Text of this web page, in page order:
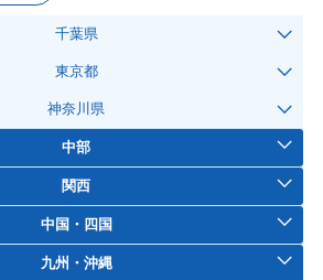
千葉県
東京都
神奈川県
中部
関西
中国・四国
九州・沖縄